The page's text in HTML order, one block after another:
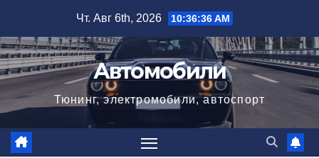
содержимому
Чт. Авг 6th, 2026 10:36:37 AM
Автомобили
Тюнинг, электромобили, автоспорт